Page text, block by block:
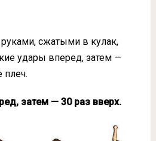
сжатыми в кулак,
удары вперед, затем —
плеч.
затем — 30 раз вверх.